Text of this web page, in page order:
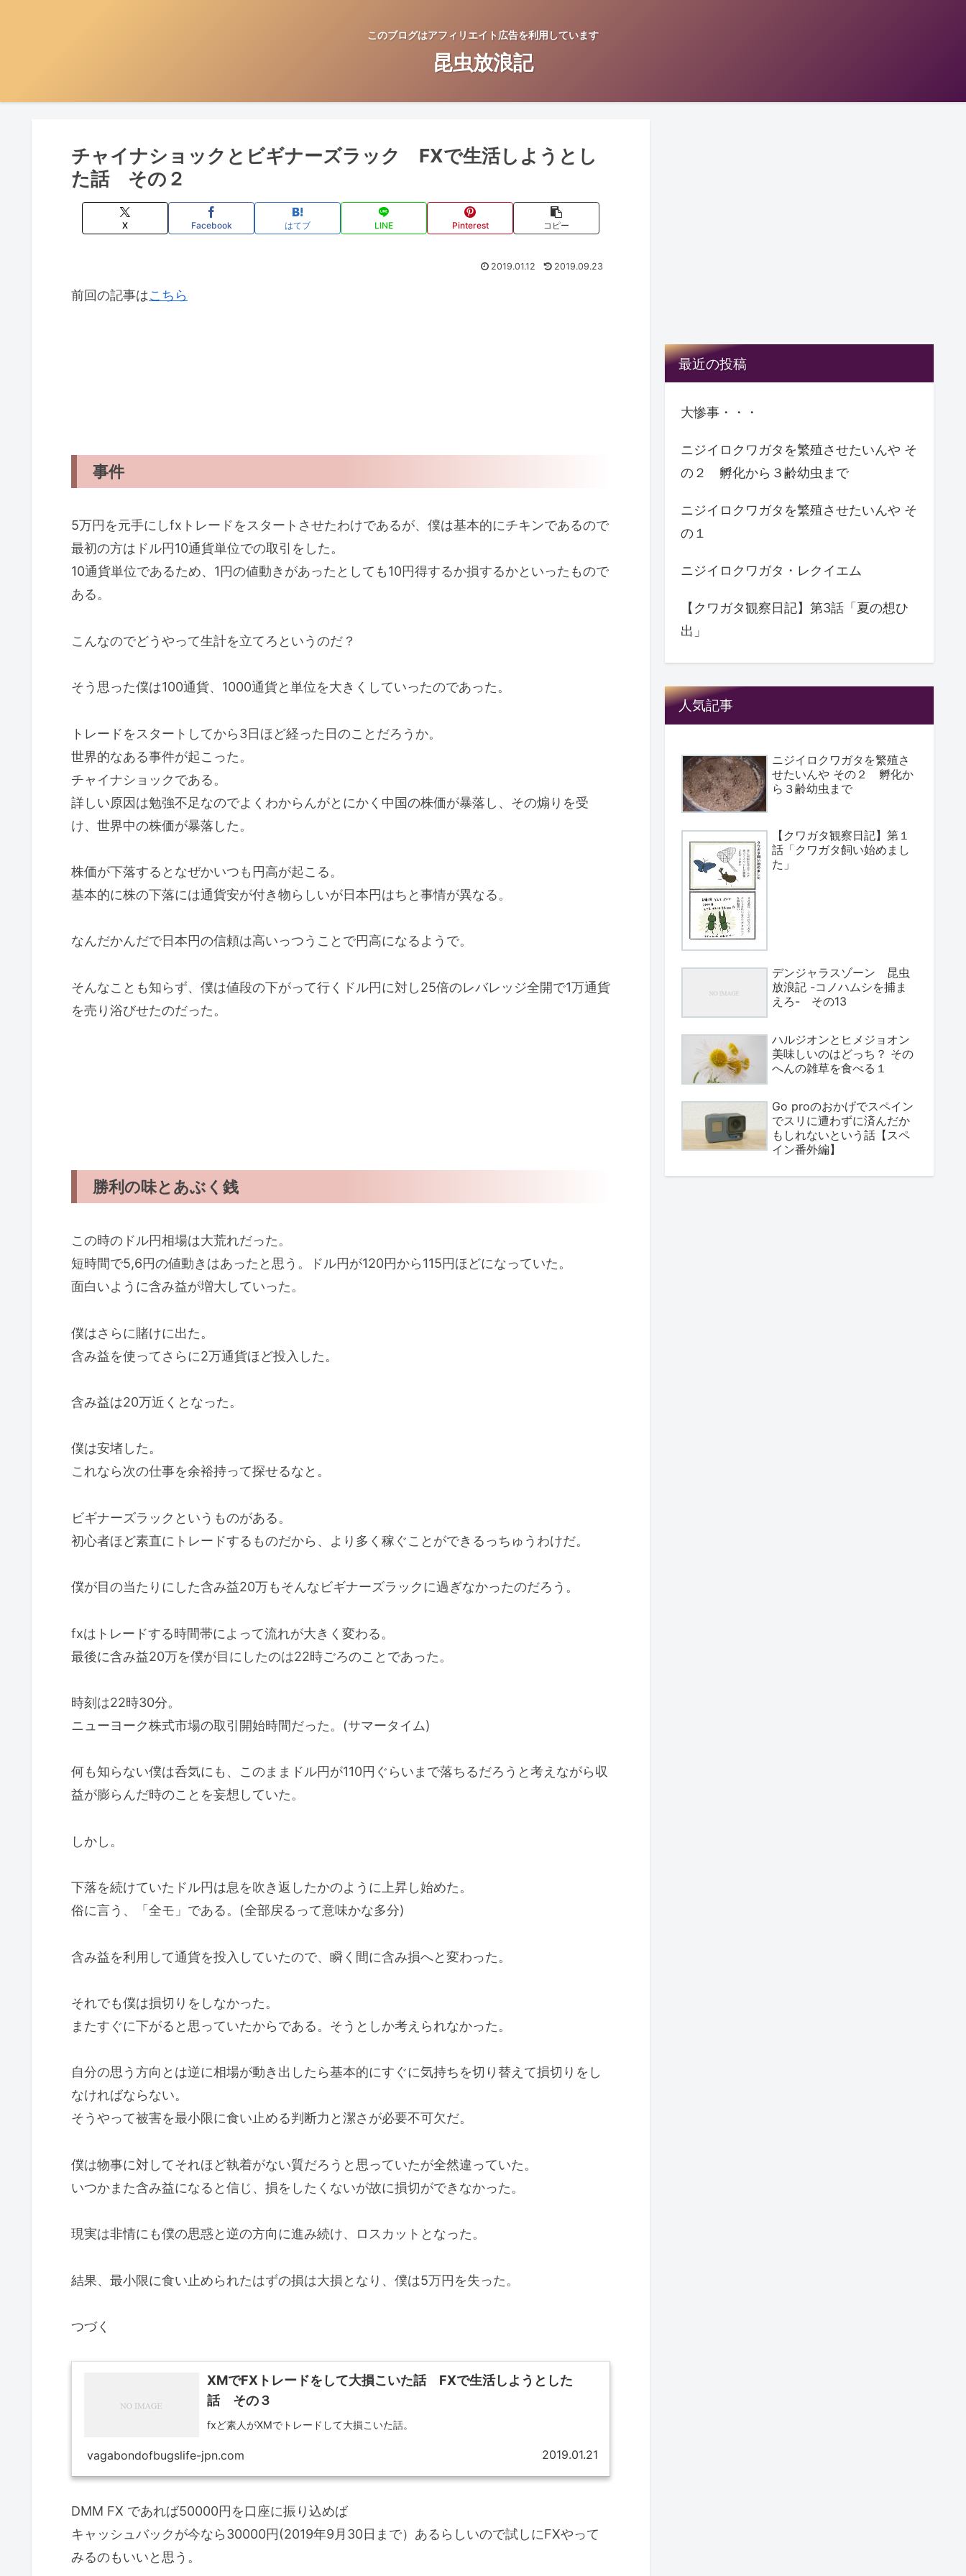
このブログはアフィリエイト広告を利用しています
昆虫放浪記
チャイナショックとビギナーズラック FXで生活しようとし
た話 その２
X Facebook はてブ LINE Pinterest コピー
2019.01.12 2019.09.23
前回の記事はこちら
事件
5万円を元手にしfxトレードをスタートさせたわけであるが、僕は基本的にチキンであるので
最初の方はドル円10通貨単位での取引をした。
10通貨単位であるため、1円の値動きがあったとしても10円得するか損するかといったもので
ある。
こんなのでどうやって生計を立てろというのだ？
そう思った僕は100通貨、1000通貨と単位を大きくしていったのであった。
トレードをスタートしてから3日ほど経った日のことだろうか。
世界的なある事件が起こった。
チャイナショックである。
詳しい原因は勉強不足なのでよくわからんがとにかく中国の株価が暴落し、その煽りを受
け、世界中の株価が暴落した。
株価が下落するとなぜかいつも円高が起こる。
基本的に株の下落には通貨安が付き物らしいが日本円はちと事情が異なる。
なんだかんだで日本円の信頼は高いっつうことで円高になるようで。
そんなことも知らず、僕は値段の下がって行くドル円に対し25倍のレバレッジ全開で1万通貨
を売り浴びせたのだった。
勝利の味とあぶく銭
この時のドル円相場は大荒れだった。
短時間で5,6円の値動きはあったと思う。ドル円が120円から115円ほどになっていた。
面白いように含み益が増大していった。
僕はさらに賭けに出た。
含み益を使ってさらに2万通貨ほど投入した。
含み益は20万近くとなった。
僕は安堵した。
これなら次の仕事を余裕持って探せるなと。
ビギナーズラックというものがある。
初心者ほど素直にトレードするものだから、より多く稼ぐことができるっちゅうわけだ。
僕が目の当たりにした含み益20万もそんなビギナーズラックに過ぎなかったのだろう。
fxはトレードする時間帯によって流れが大きく変わる。
最後に含み益20万を僕が目にしたのは22時ごろのことであった。
時刻は22時30分。
ニューヨーク株式市場の取引開始時間だった。(サマータイム)
何も知らない僕は呑気にも、このままドル円が110円ぐらいまで落ちるだろうと考えながら収
益が膨らんだ時のことを妄想していた。
しかし。
下落を続けていたドル円は息を吹き返したかのように上昇し始めた。
俗に言う、「全モ」である。(全部戻るって意味かな多分)
含み益を利用して通貨を投入していたので、瞬く間に含み損へと変わった。
それでも僕は損切りをしなかった。
またすぐに下がると思っていたからである。そうとしか考えられなかった。
自分の思う方向とは逆に相場が動き出したら基本的にすぐに気持ちを切り替えて損切りをし
なければならない。
そうやって被害を最小限に食い止める判断力と潔さが必要不可欠だ。
僕は物事に対してそれほど執着がない質だろうと思っていたが全然違っていた。
いつかまた含み益になると信じ、損をしたくないが故に損切ができなかった。
現実は非情にも僕の思惑と逆の方向に進み続け、ロスカットとなった。
結果、最小限に食い止められたはずの損は大損となり、僕は5万円を失った。
つづく
XMでFXトレードをして大損こいた話 FXで生活しようとした
話 その３
fxど素人がXMでトレードして大損こいた話。
vagabondofbugslife-jpn.com 2019.01.21
DMM FX であれば50000円を口座に振り込めば
キャッシュバックが今なら30000円(2019年9月30日まで）あるらしいので試しにFXやって
みるのもいいと思う。
最近の投稿
大惨事・・・
ニジイロクワガタを繁殖させたいんや そ
の２ 孵化から３齢幼虫まで
ニジイロクワガタを繁殖させたいんや そ
の１
ニジイロクワガタ・レクイエム
【クワガタ観察日記】第3話「夏の想ひ
出」
人気記事
ニジイロクワガタを繁殖さ
せたいんや その２ 孵化か
ら３齢幼虫まで
【クワガタ観察日記】第１
話「クワガタ飼い始めまし
た」
デンジャラスゾーン 昆虫
放浪記 -コノハムシを捕ま
えろ- その13
ハルジオンとヒメジョオン
美味しいのはどっち？ その
へんの雑草を食べる１
Go proのおかげでスペイン
でスリに遭わずに済んだか
もしれないという話【スペ
イン番外編】